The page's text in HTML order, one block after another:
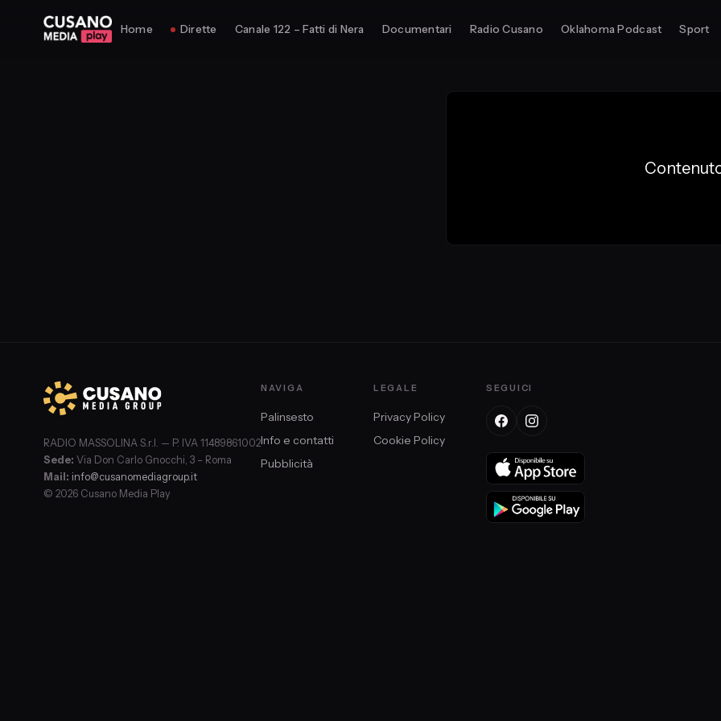
Home Dirette Canale 122 – Fatti di Nera Documentari Radio Cusano Oklahoma Podcast Sport
RADIO MASSOLINA S.r.l. — P. IVA 11489861002
Sede: Via Don Carlo Gnocchi, 3 – Roma
Mail: info@cusanomediagroup.it
© 2026 Cusano Media Play
NAVIGA
Palinsesto
Info e contatti
Pubblicità
LEGALE
Privacy Policy
Cookie Policy
SEGUICI